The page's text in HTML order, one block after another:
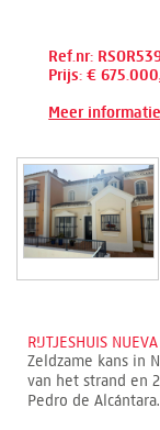
Ref.nr:
Prijs: €
Meer informatie
RIJTJESHUIS
Zeldzame kans in
van het strand en
Pedro de Alcántara.